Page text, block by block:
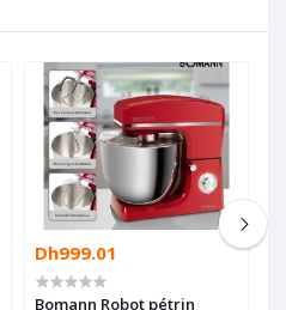
Dh999.01
Bomann Robot pétrin